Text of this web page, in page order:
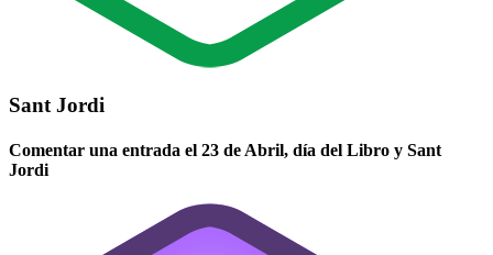
Sant Jordi
Comentar una entrada el 23 de Abril, día del Libro y Sant
Jordi